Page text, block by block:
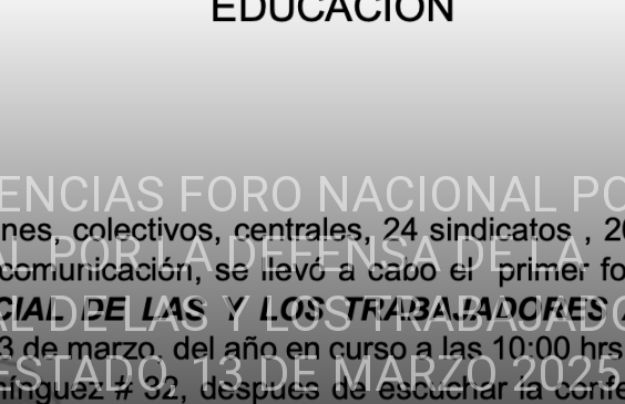
de
la
FORO NACIONAL
POR LA DEFENSA DE LA
DE LAS Y LOS
13 DE MARZO 2025